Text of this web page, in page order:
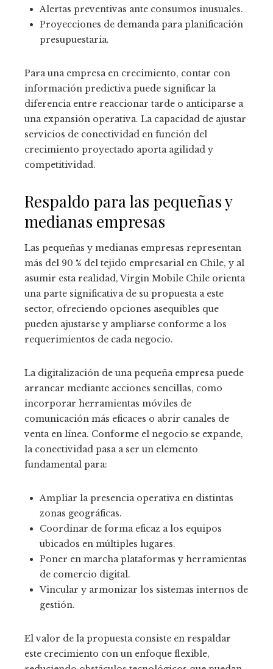
Alertas preventivas ante consumos inusuales.
Proyecciones de demanda para planificación
presupuestaria.
Para una empresa en crecimiento, contar con
información predictiva puede significar la
diferencia entre reaccionar tarde o anticiparse a
una expansión operativa. La capacidad de ajustar
servicios de conectividad en función del
crecimiento proyectado aporta agilidad y
competitividad.
Respaldo para las pequeñas y
medianas empresas
Las pequeñas y medianas empresas representan
más del 90 % del tejido empresarial en Chile, y al
asumir esta realidad, Virgin Mobile Chile orienta
una parte significativa de su propuesta a este
sector, ofreciendo opciones asequibles que
pueden ajustarse y ampliarse conforme a los
requerimientos de cada negocio.
La digitalización de una pequeña empresa puede
arrancar mediante acciones sencillas, como
incorporar herramientas móviles de
comunicación más eficaces o abrir canales de
venta en línea. Conforme el negocio se expande,
la conectividad pasa a ser un elemento
fundamental para:
Ampliar la presencia operativa en distintas
zonas geográficas.
Coordinar de forma eficaz a los equipos
ubicados en múltiples lugares.
Poner en marcha plataformas y herramientas
de comercio digital.
Vincular y armonizar los sistemas internos de
gestión.
El valor de la propuesta consiste en respaldar
este crecimiento con un enfoque flexible,